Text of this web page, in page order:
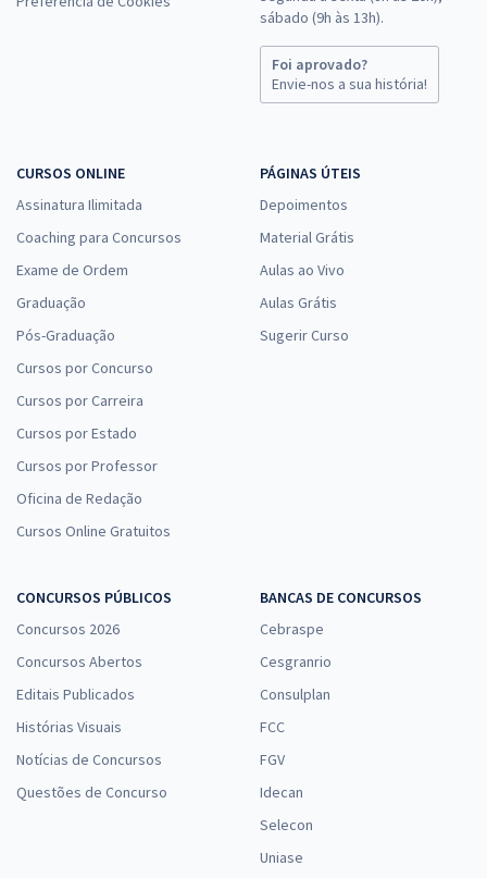
sábado (9h às 13h).
Foi aprovado?
Envie-nos a sua história!
CURSOS ONLINE
Assinatura Ilimitada
Coaching para Concursos
Exame de Ordem
Graduação
Pós-Graduação
Cursos por Concurso
Cursos por Carreira
Cursos por Estado
Cursos por Professor
Oficina de Redação
Cursos Online Gratuitos
PÁGINAS ÚTEIS
Depoimentos
Material Grátis
Aulas ao Vivo
Aulas Grátis
Sugerir Curso
CONCURSOS PÚBLICOS
Concursos 2026
Concursos Abertos
Editais Publicados
Histórias Visuais
Notícias de Concursos
Questões de Concurso
BANCAS DE CONCURSOS
Cebraspe
Cesgranrio
Consulplan
FCC
FGV
Idecan
Selecon
Uniase